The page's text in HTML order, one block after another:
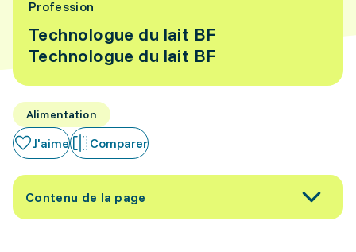
Profession
Technologue du lait BF
Technologue du lait BF
Alimentation
J'aime Comparer
Contenu de la page